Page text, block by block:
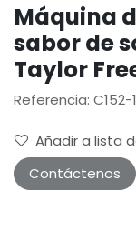
Máquina
sabor de
Taylor
Referencia: C152-
Añadir a lista
Contáctenos